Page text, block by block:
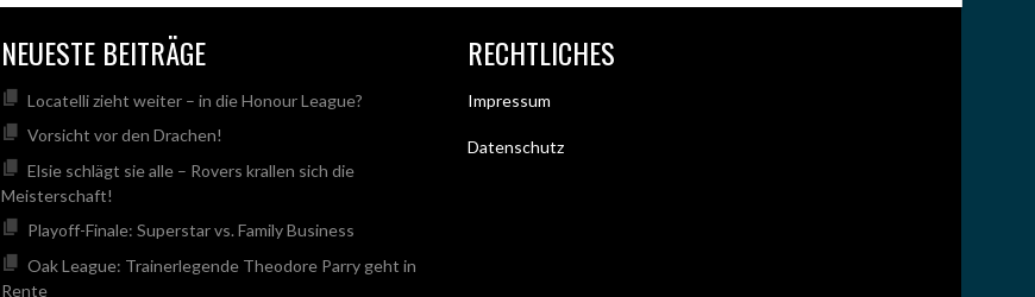
NEUESTE BEITRÄGE
Locatelli zieht weiter – in die Honour League?
Vorsicht vor den Drachen!
Elsie schlägt sie alle – Rovers krallen sich die
Meisterschaft!
Playoff-Finale: Superstar vs. Family Business
Oak League: Trainerlegende Theodore Parry geht in
Rente
RECHTLICHES
Impressum
Datenschutz